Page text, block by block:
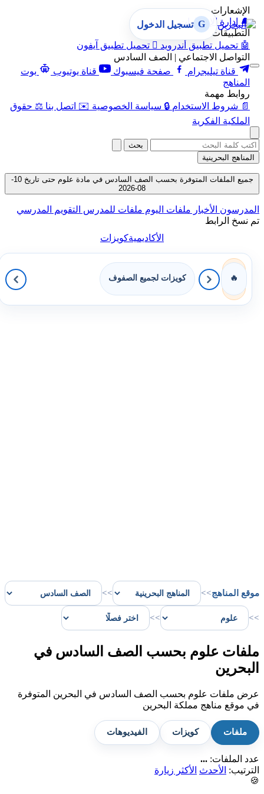
الإشعارات
🔔 إدارة الإشعارات
التطبيقات
🤖 تحميل تطبيق أندرويد  تحميل تطبيق آيفون
التواصل الاجتماعي | الصف السادس
قناة تيليجرام
صفحة فيسبوك قناة يوتيوب
بوت
المناهج
روابط مهمة
📄 شروط الاستخدام 🔒 سياسة الخصوصية ✉️ اتصل بنا ⚖️ حقوق
الملكية الفكرية
G تسجيل الدخول
بحث
المناهج البحرينية
جميع الملفات المتوفرة بحسب الصف السادس في مادة علوم حتى تاريخ 10-
08-2026
المدرسون الأخبار ملفات اليوم ملفات للمدرس التقويم المدرسي
تم نسخ الرابط
الأكاديميةكويزات
🔥 كويزات لجميع الصفوف
موقع المناهج>>
>>
>>
>>
ملفات علوم بحسب الصف السادس في
البحرين
عرض ملفات علوم بحسب الصف السادس في البحرين المتوفرة
في موقع مناهج مملكة البحرين
ملفات كويزات الفيديوهات
عدد الملفات: ...
الترتيب:
الأحدث
الأكثر زيارة
🍪